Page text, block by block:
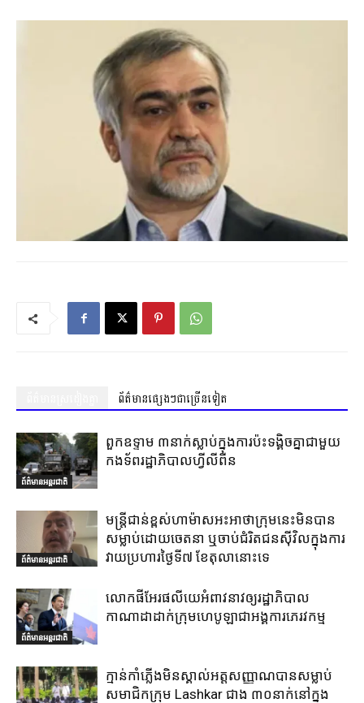
ព័ត៌មានផ្សេងៗជាច្រើនទៀត
ព័ត៌មានអន្តរជាតិ
ពួកឧទ្ទាម ៣នាក់ស្លាប់ក្នុងការប៉ះទង្គិចគ្នាជាមួយ
កងទ័ពរដ្ឋាភិបាលហ្វីលីពីន
ព័ត៌មានអន្តរជាតិ
មន្ត្រីជាន់ខ្ពស់ហាម៉ាសអះអាថាក្រុមនេះមិនបាន
សម្លាប់ដោយចេតនា ឬចាប់ជំរិតជនស៊ីវិលក្នុងការ
វាយប្រហារថ្ងៃទី៧ ខែតុលានោះទេ
ព័ត៌មានអន្តរជាតិ
លោកផីអែរផលីយេអំពាវនាវឲ្យរដ្ឋាភិបាល
កាណាដាដាក់ក្រុមហេបូឡាជាអង្គការភេរវកម្ម
ក្មាន់កាំភ្លើងមិនស្គាល់អត្តសញ្ញាណបានសម្លាប់
សមាជិកក្រុម Lashkar ជាង ៣០នាក់នៅក្នុង